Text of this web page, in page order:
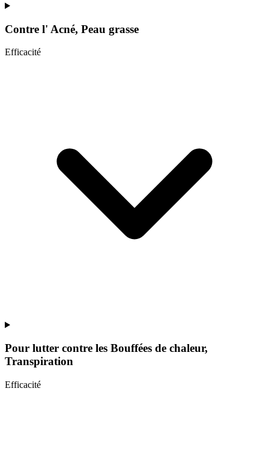
Contre l' Acné, Peau grasse
Efficacité
Pour lutter contre les Bouffées de chaleur,
Transpiration
Efficacité